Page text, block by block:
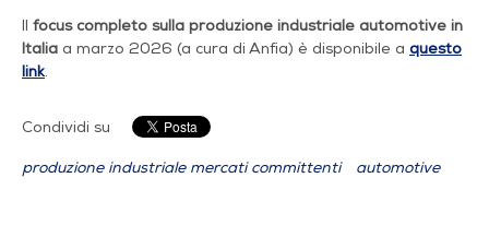
Il focus completo sulla produzione industriale automotive in
Italia a marzo 2026 (a cura di Anfia) è disponibile a questo
link.
Condividi su
produzione industriale mercati committenti automotive